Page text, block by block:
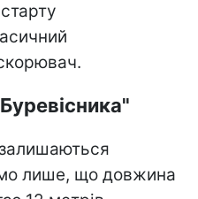
лише, що довжина